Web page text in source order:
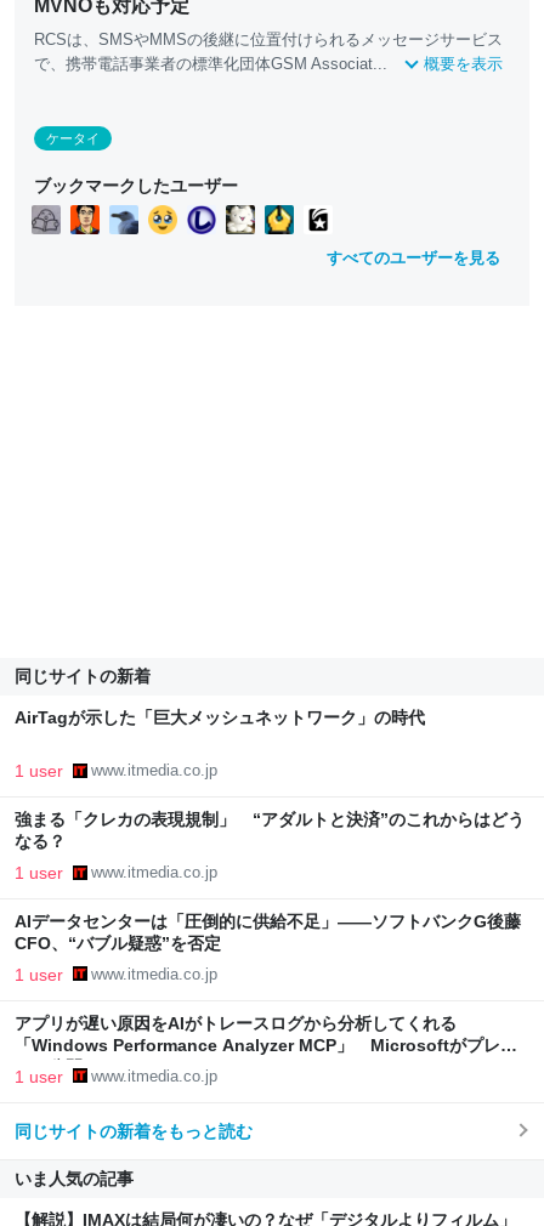
MVNOも対応予定
RCSは、SMSやMMSの後継に位置付けられるメッセージサービス
で、携帯電話事業者の標準化団体GSM Associat...
概要を表示
ケータイ
ブックマークしたユーザー
すべてのユーザーを見る
同じサイトの新着
AirTagが示した「巨大メッシュネットワーク」の時代
1 user www.itmedia.co.jp
強まる「クレカの表現規制」 “アダルトと決済”のこれからはどう
なる？
1 user www.itmedia.co.jp
AIデータセンターは「圧倒的に供給不足」――ソフトバンクG後藤
CFO、“バブル疑惑”を否定
1 user www.itmedia.co.jp
アプリが遅い原因をAIがトレースログから分析してくれる
「Windows Performance Analyzer MCP」 Microsoftがプレビ
ュー公開
1 user www.itmedia.co.jp
同じサイトの新着をもっと読む
いま人気の記事
【解説】IMAXは結局何が凄いの？なぜ「デジタルよりフィルム」